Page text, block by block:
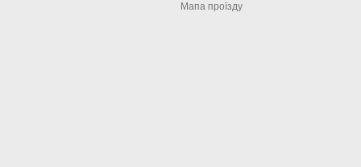
Мапа проїзду